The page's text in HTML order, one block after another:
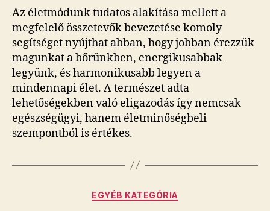
Az életmódunk tudatos alakítása mellett a
megfelelő összetevők bevezetése komoly
segítséget nyújthat abban, hogy jobban érezzük
magunkat a bőrünkben, energikusabbak
legyünk, és harmonikusabb legyen a
mindennapi élet. A természet adta
lehetőségekben való eligazodás így nemcsak
egészségügyi, hanem életminőségbeli
szempontból is értékes.
Kategóriák
EGYÉB KATEGÓRIA